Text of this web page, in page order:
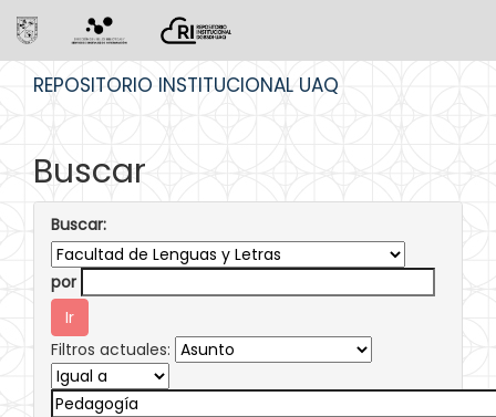
REPOSITORIO INSTITUCIONAL UAQ
Buscar
Buscar:
por
Filtros actuales: